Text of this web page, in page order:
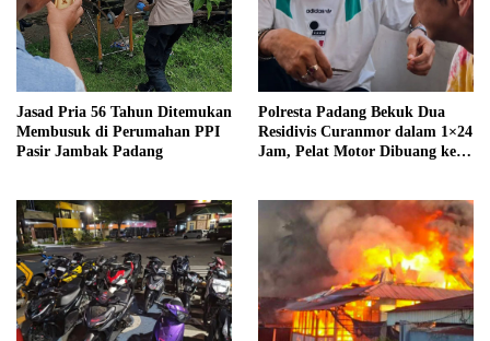
Jasad Pria 56 Tahun Ditemukan
Membusuk di Perumahan PPI
Pasir Jambak Padang
Polresta Padang Bekuk Dua
Residivis Curanmor dalam 1×24
Jam, Pelat Motor Dibuang ke